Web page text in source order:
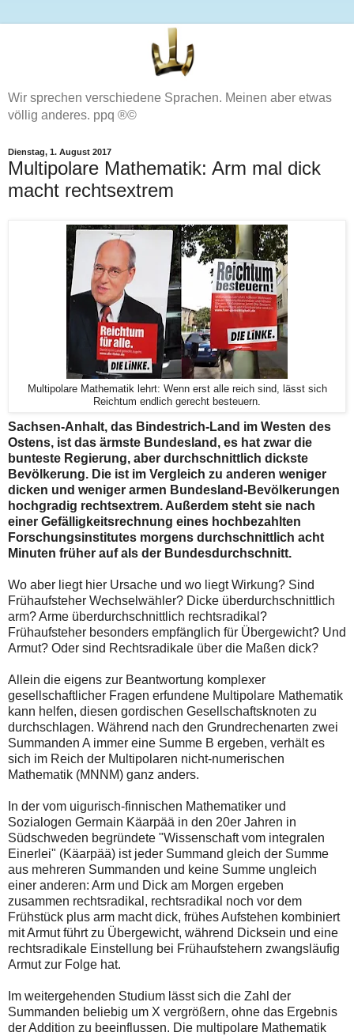
Wir sprechen verschiedene Sprachen. Meinen aber etwas
völlig anderes. ppq ®©
Dienstag, 1. August 2017
Multipolare Mathematik: Arm mal dick
macht rechtsextrem
Multipolare Mathematik lehrt: Wenn erst alle reich sind, lässt sich
Reichtum endlich gerecht besteuern.
Sachsen-Anhalt, das Bindestrich-Land im Westen des
Ostens, ist das ärmste Bundesland, es hat zwar die
bunteste Regierung, aber durchschnittlich dickste
Bevölkerung. Die ist im Vergleich zu anderen weniger
dicken und weniger armen Bundesland-Bevölkerungen
hochgradig rechtsextrem. Außerdem steht sie nach
einer Gefälligkeitsrechnung eines hochbezahlten
Forschungsinstitutes morgens durchschnittlich acht
Minuten früher auf als der Bundesdurchschnitt.
Wo aber liegt hier Ursache und wo liegt Wirkung? Sind
Frühaufsteher Wechselwähler? Dicke überdurchschnittlich
arm? Arme überdurchschnittlich rechtsradikal?
Frühaufsteher besonders empfänglich für Übergewicht? Und
Armut? Oder sind Rechtsradikale über die Maßen dick?
Allein die eigens zur Beantwortung komplexer
gesellschaftlicher Fragen erfundene Multipolare Mathematik
kann helfen, diesen gordischen Gesellschaftsknoten zu
durchschlagen. Während nach den Grundrechenarten zwei
Summanden A immer eine Summe B ergeben, verhält es
sich im Reich der Multipolaren nicht-numerischen
Mathematik (MNNM) ganz anders.
In der vom uigurisch-finnischen Mathematiker und
Sozialogen Germain Käarpää in den 20er Jahren in
Südschweden begründete "Wissenschaft vom integralen
Einerlei" (Käarpää) ist jeder Summand gleich der Summe
aus mehreren Summanden und keine Summe ungleich
einer anderen: Arm und Dick am Morgen ergeben
zusammen rechtsradikal, rechtsradikal noch vor dem
Frühstück plus arm macht dick, frühes Aufstehen kombiniert
mit Armut führt zu Übergewicht, während Dicksein und eine
rechtsradikale Einstellung bei Frühaufstehern zwangsläufig
Armut zur Folge hat.
Im weitergehenden Studium lässt sich die Zahl der
Summanden beliebig um X vergrößern, ohne das Ergebnis
der Addition zu beeinflussen. Die multipolare Mathematik